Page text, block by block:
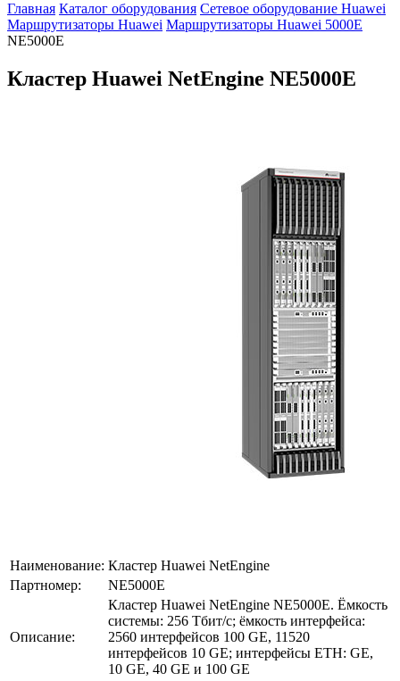
Главная Каталог оборудования Сетевое оборудование Huawei
Маршрутизаторы Huawei Маршрутизаторы Huawei 5000E
NE5000E
Кластер Huawei NetEngine NE5000E
Наименование: Кластер Huawei NetEngine
Партномер:
NE5000E
Описание:
Кластер Huawei NetEngine NE5000E. Ёмкость
системы: 256 Тбит/с; ёмкость интерфейса:
2560 интерфейсов 100 GE, 11520
интерфейсов 10 GE; интерфейсы ETH: GE,
10 GE, 40 GE и 100 GE